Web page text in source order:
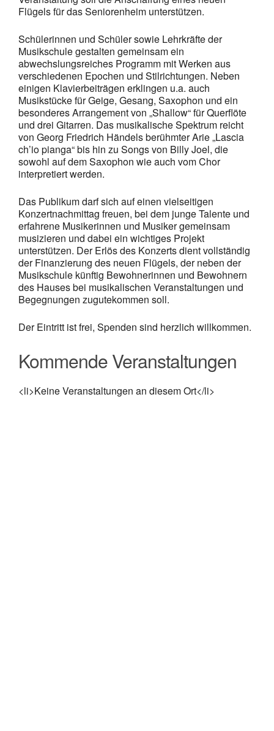
Flügels für das Seniorenheim unterstützen.
Schülerinnen und Schüler sowie Lehrkräfte der
Musikschule gestalten gemeinsam ein
abwechslungsreiches Programm mit Werken aus
verschiedenen Epochen und Stilrichtungen. Neben
einigen Klavierbeiträgen erklingen u.a. auch
Musikstücke für Geige, Gesang, Saxophon und ein
besonderes Arrangement von „Shallow“ für Querflöte
und drei Gitarren. Das musikalische Spektrum reicht
von Georg Friedrich Händels berühmter Arie „Lascia
ch’io pianga“ bis hin zu Songs von Billy Joel, die
sowohl auf dem Saxophon wie auch vom Chor
interpretiert werden.
Das Publikum darf sich auf einen vielseitigen
Konzertnachmittag freuen, bei dem junge Talente und
erfahrene Musikerinnen und Musiker gemeinsam
musizieren und dabei ein wichtiges Projekt
unterstützen. Der Erlös des Konzerts dient vollständig
der Finanzierung des neuen Flügels, der neben der
Musikschule künftig Bewohnerinnen und Bewohnern
des Hauses bei musikalischen Veranstaltungen und
Begegnungen zugutekommen soll.
Der Eintritt ist frei, Spenden sind herzlich willkommen.
Kommende Veranstaltungen
<li>Keine Veranstaltungen an diesem Ort</li>